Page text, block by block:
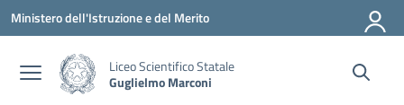
Vai ai contenuti
Vai al menu di navigazione
Vai al footer
Ministero dell'Istruzione e del Merito
Liceo Scientifico Statale
Guglielmo Marconi